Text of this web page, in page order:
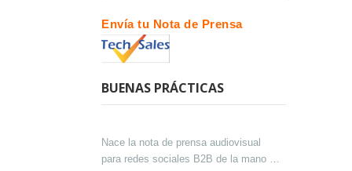
Envía tu Nota de Prensa
BUENAS PRÁCTICAS
Nace la nota de prensa audiovisual
para redes sociales B2B de la mano de